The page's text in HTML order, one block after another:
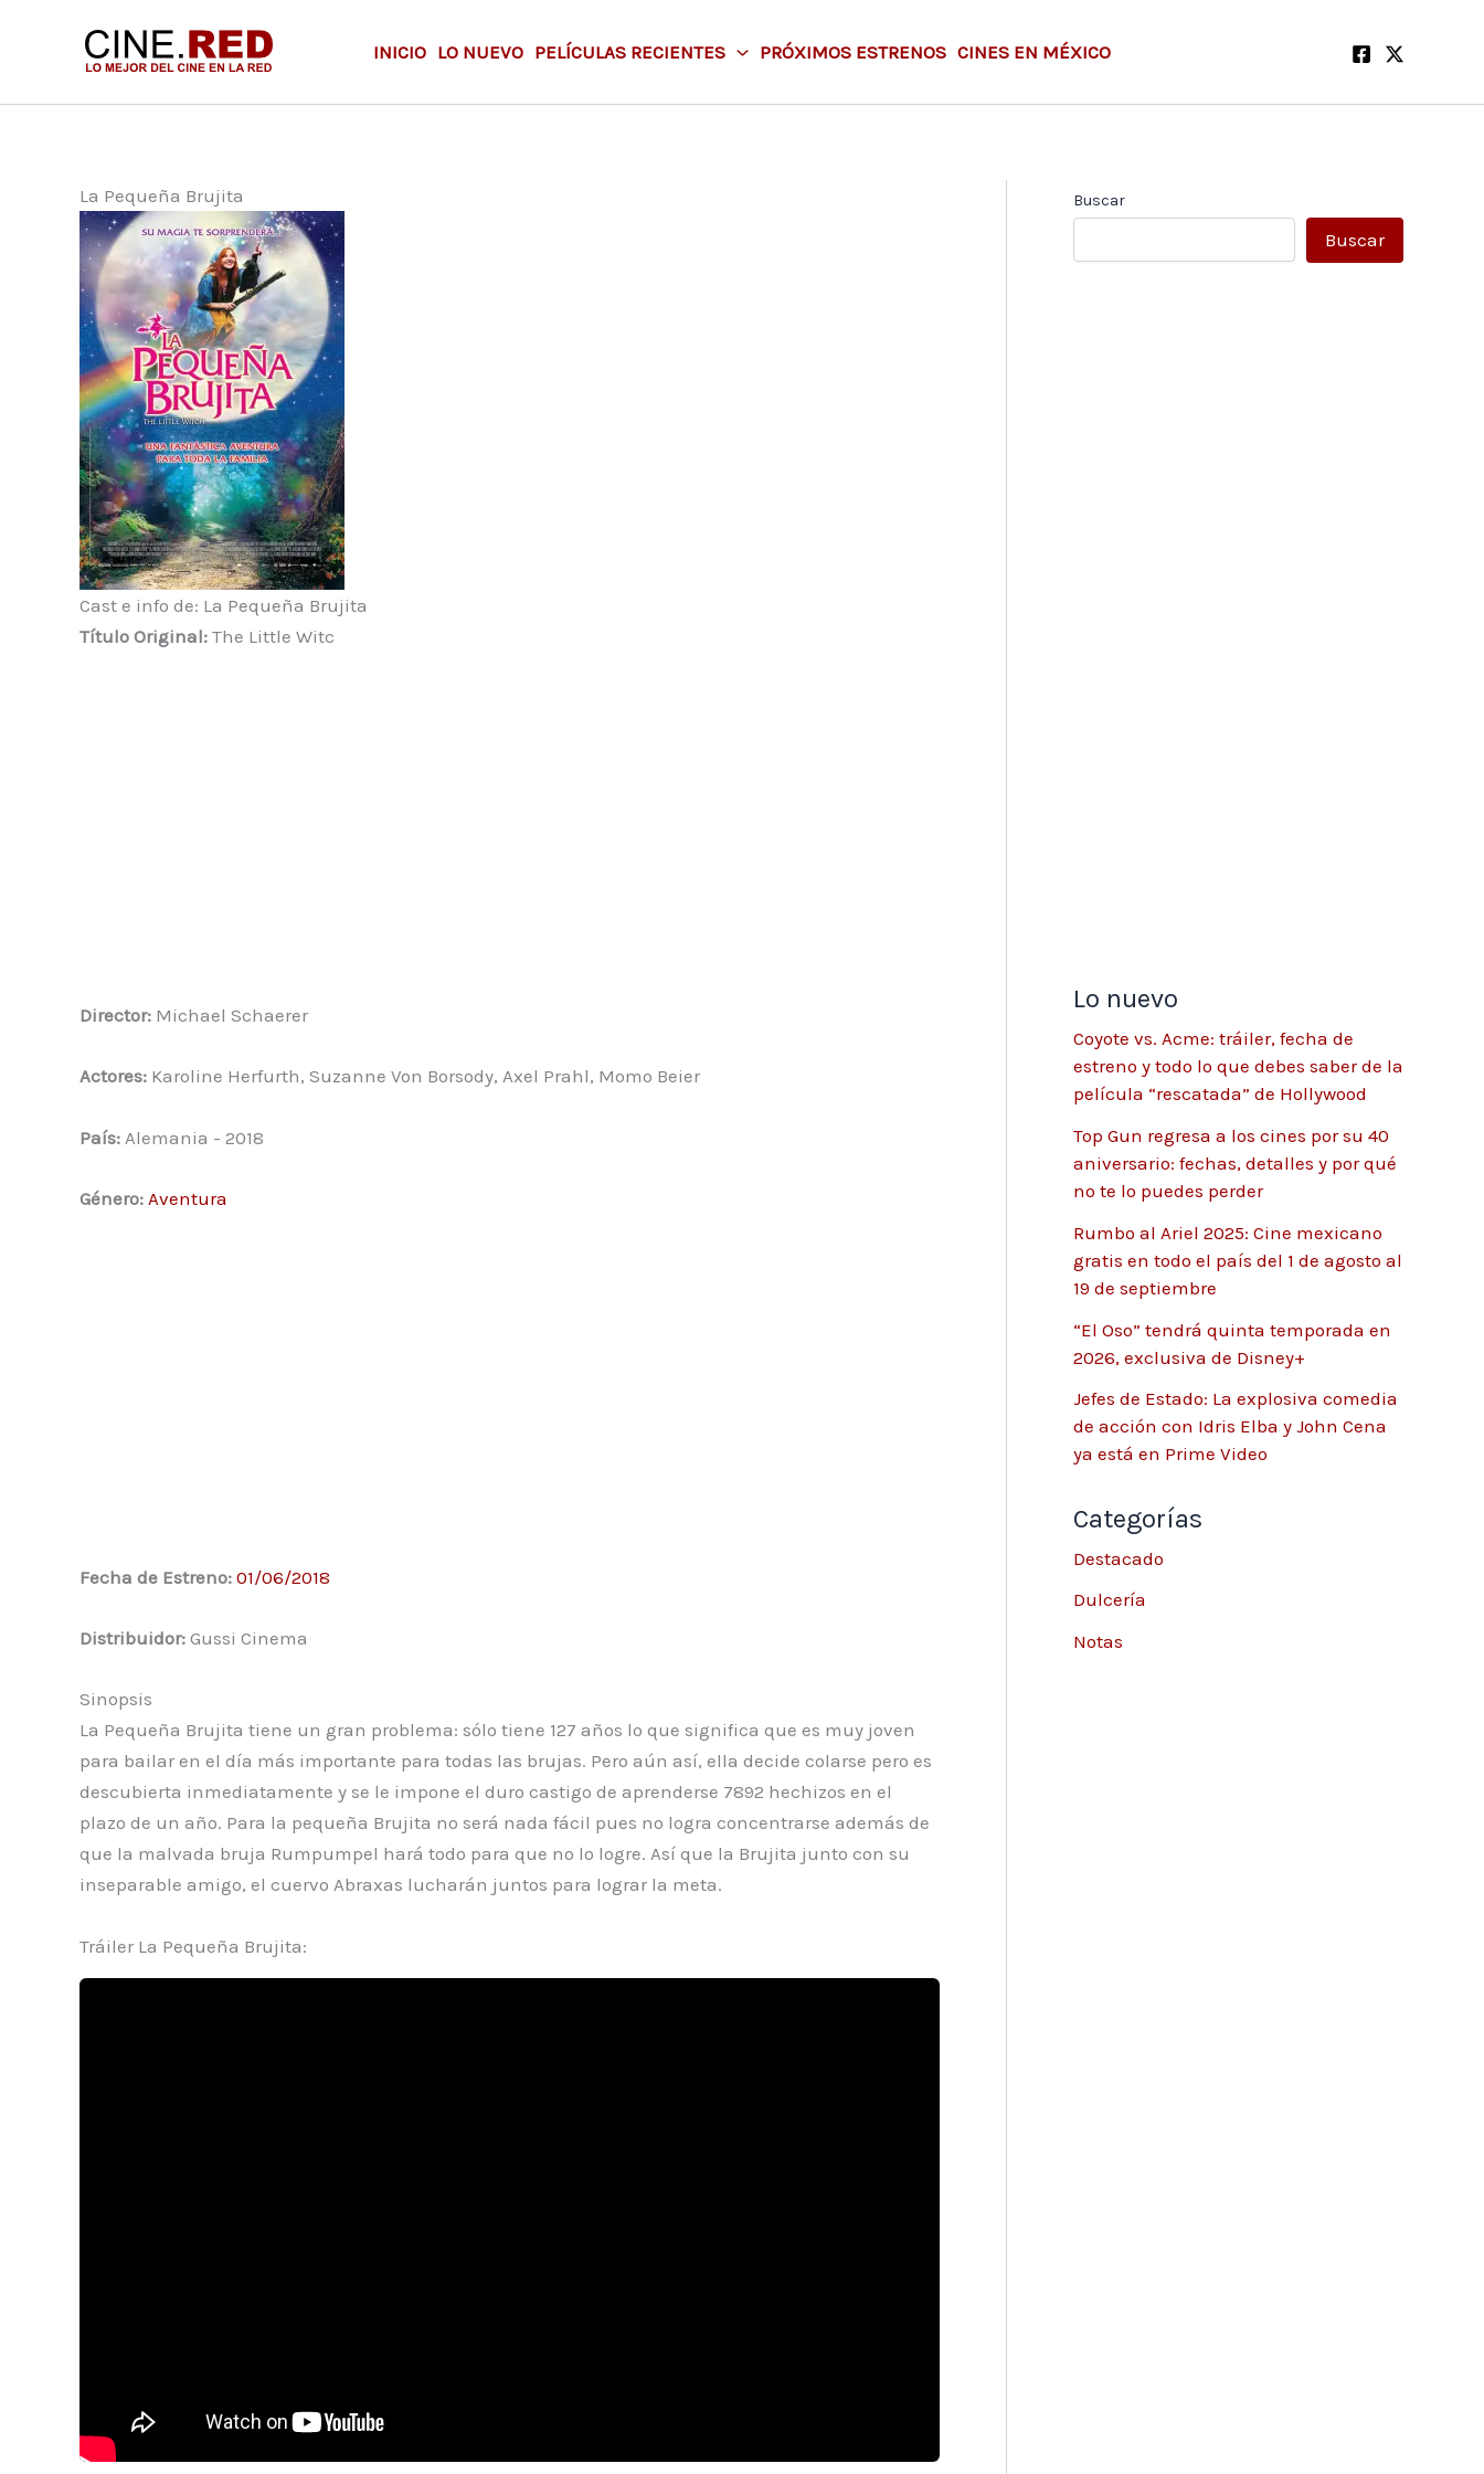
INICIO LO NUEVO PELÍCULAS RECIENTES PRÓXIMOS ESTRENOS CINES EN MÉXICO
La Pequeña Brujita
Cast e info de: La Pequeña Brujita
Título Original: The Little Witc
Director: Michael Schaerer
Actores: Karoline Herfurth, Suzanne Von Borsody, Axel Prahl, Momo Beier
País: Alemania - 2018
Género: Aventura
Fecha de Estreno: 01/06/2018
Distribuidor: Gussi Cinema
Sinopsis
La Pequeña Brujita tiene un gran problema: sólo tiene 127 años lo que significa que es muy joven
para bailar en el día más importante para todas las brujas. Pero aún así, ella decide colarse pero es
descubierta inmediatamente y se le impone el duro castigo de aprenderse 7892 hechizos en el
plazo de un año. Para la pequeña Brujita no será nada fácil pues no logra concentrarse además de
que la malvada bruja Rumpumpel hará todo para que no lo logre. Así que la Brujita junto con su
inseparable amigo, el cuervo Abraxas lucharán juntos para lograr la meta.
Tráiler La Pequeña Brujita:
Buscar
Buscar
Lo nuevo
Coyote vs. Acme: tráiler, fecha de
estreno y todo lo que debes saber de la
película “rescatada” de Hollywood
Top Gun regresa a los cines por su 40
aniversario: fechas, detalles y por qué
no te lo puedes perder
Rumbo al Ariel 2025: Cine mexicano
gratis en todo el país del 1 de agosto al
19 de septiembre
“El Oso” tendrá quinta temporada en
2026, exclusiva de Disney+
Jefes de Estado: La explosiva comedia
de acción con Idris Elba y John Cena
ya está en Prime Video
Categorías
Destacado
Dulcería
Notas